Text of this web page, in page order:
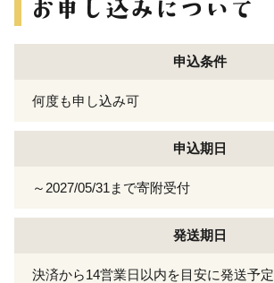
申込条件
何度も申し込み可
申込期日
～2027/05/31まで寄附受付
発送期日
決済から14営業日以内を目安に発送予定